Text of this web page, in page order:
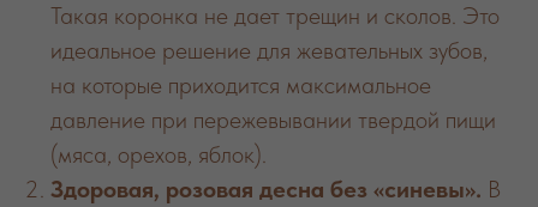
Такая коронка не дает трещин и сколов. Это
идеальное решение для жевательных зубов,
на которые приходится максимальное
давление при пережевывании твердой пищи
(мяса, орехов, яблок).
Здоровая, розовая десна без «синевы». В